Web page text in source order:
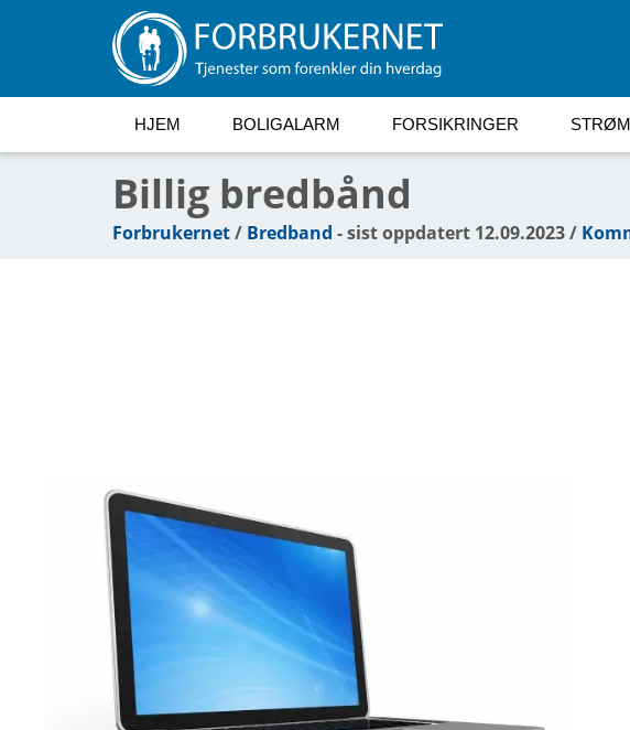
HJEM BOLIGALARM FORSIKRINGER STRØM
Billig bredbånd
Forbrukernet/ Bredband - sist oppdatert 12.09.2023 /